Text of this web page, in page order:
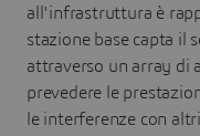
all'infrastruttura è
stazione base capta il
attraverso un array di
prevedere le
le interferenze con